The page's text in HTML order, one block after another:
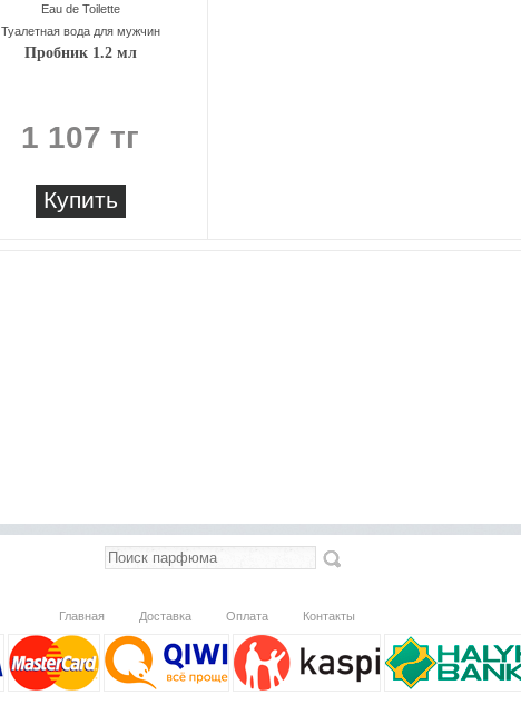
Eau de Toilette
Туалетная вода для мужчин
Пробник 1.2 мл
1 107 тг
Купить
Главная Доставка Оплата Контакты